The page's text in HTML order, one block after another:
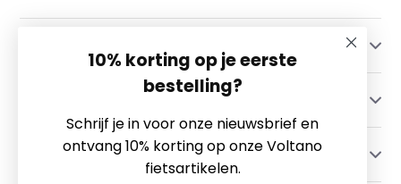
Contact
10% korting op je eerste
bestelling?
Schrijf je in voor onze nieuwsbrief en
ontvang 10% korting op onze Voltano
fietsartikelen.